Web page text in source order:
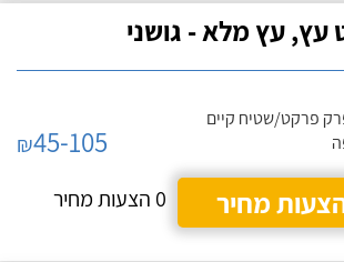
עץ מלא - גושני
פרקט/שטיח קיים
₪45-105
מחיר
0 הצעות מחיר